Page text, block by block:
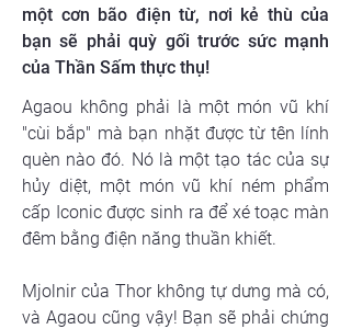
một cơn bão điện từ, nơi kẻ thù của
bạn sẽ phải quỳ gối trước sức mạnh
của Thần Sấm thực thụ!
Agaou không phải là một món vũ khí
"cùi bắp" mà bạn nhặt được từ tên lính
quèn nào đó. Nó là một tạo tác của sự
hủy diệt, một món vũ khí ném phẩm
cấp Iconic được sinh ra để xé toạc màn
đêm bằng điện năng thuần khiết.
Mjolnir của Thor không tự dưng mà có,
và Agaou cũng vậy! Bạn sẽ phải chứng